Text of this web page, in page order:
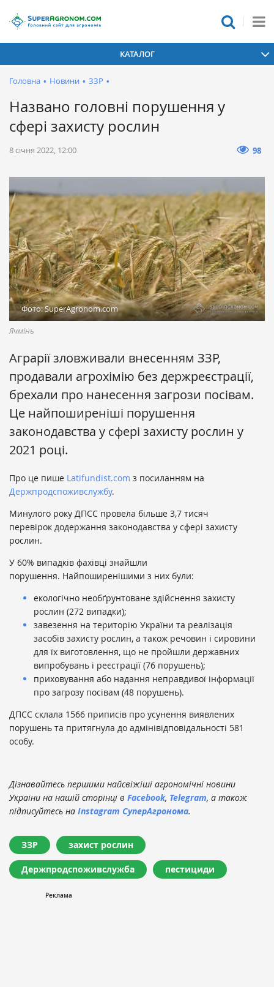
КАТАЛОГ
Головна • Новини • ЗЗР •
Названо головні порушення у
сфері захисту рослин
8 січня 2022, 12:00 98
Фото: SuperAgronom.com
Ячмінь
Аграрії зловживали внесенням ЗЗР,
продавали агрохімію без держреєстрації,
брехали про нанесення загрози посівам.
Це найпоширеніші порушення
законодавства у сфері захисту рослин у
2021 році.
Про це пише Latifundist.com з посиланням на
Держпродспоживслужбу.
Минулого року ДПСС провела більше 3,7 тисяч
перевірок додержання законодавства у сфері захисту
рослин.
У 60% випадків фахівці знайшли
порушення. Найпоширенішими з них були:
екологічно необґрунтоване здійснення захисту
рослин (272 випадки);
завезення на територію України та реалізація
засобів захисту рослин, а також речовин і сировини
для їх виготовлення, що не пройшли державних
випробувань і реєстрації (76 порушень);
приховування або надання неправдивої інформації
про загрозу посівам (48 порушень).
ДПСС склала 1566 приписів про усунення виявлених
порушень та притягнула до адмінівідповідальності 581
особу.
Дізнавайтесь першими найсвіжіші агрономічні новини
України на нашій сторінці в Facebook, Telegram, а також
підписуйтесь на Instagram СуперАгронома.
ЗЗР захист рослин
Держпродспоживслужба пестициди